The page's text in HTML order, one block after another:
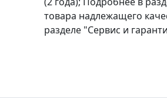
товара надлежащего
разделе "Сервис и